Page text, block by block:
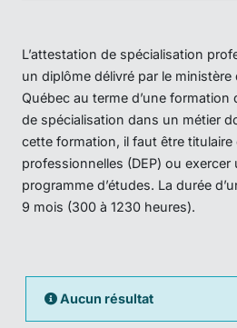
L’attestation de spécialisation
un diplôme délivré par le ministère
Québec au terme d’une
de spécialisation dans un métier
cette formation, il faut être titulaire
professionnelles (DEP) ou exercer
programme d’études. La durée
9 mois (300 à 1230 heures).
Aucun résultat